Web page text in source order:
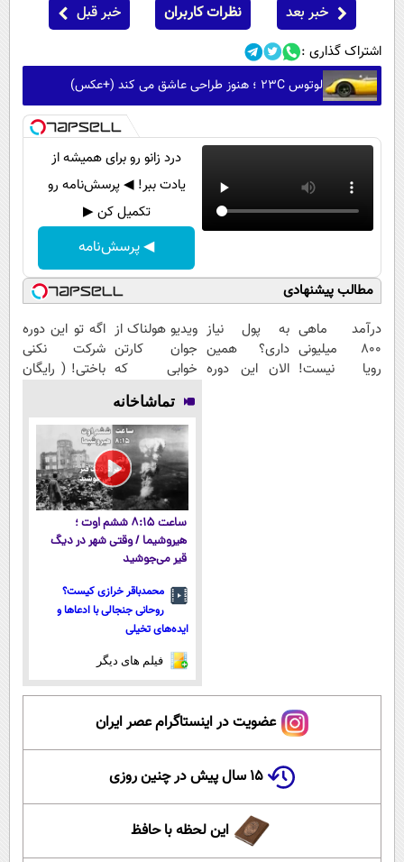
خبر بعد نظرات کاربران خبر قبل
اشتراک گذاری :
لوتوس 23C ؛ هنوز طراحی عاشق می کند (+عکس)
درد زانو رو برای همیشه از
یادت ببر! ◀ پرسش‌نامه رو
تکمیل کن ▶
◀ پرسش‌نامه
مطالب پیشنهادی
درآمد ماهی
800 میلیونی
رویا نیست!
به پول نیاز
داری؟ همین
الان این دوره
ویدیو هولناک از
جوان کارتن
خوابی که
میلیاردر شد.
آموزش رایگان
اگه تو این دوره
شرکت نکنی
باختی! ( رایگان
تماشاخانه
ساعت ۸:۱۵ ششم اوت ؛
هیروشیما / وقتی شهر در دیگ
قیر می‌جوشید
محمدباقر خرازی کیست؟
روحانی جنجالی با ادعاها و
ایده‌های تخیلی
فیلم های دیگر
عضویت در اینستاگرام عصر ایران
۱۵ سال پیش در چنین روزی
این لحظه با حافظ